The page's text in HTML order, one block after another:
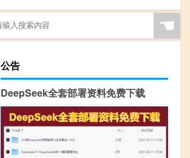
☚
公告
DeepSeek全套部署资料免费下载